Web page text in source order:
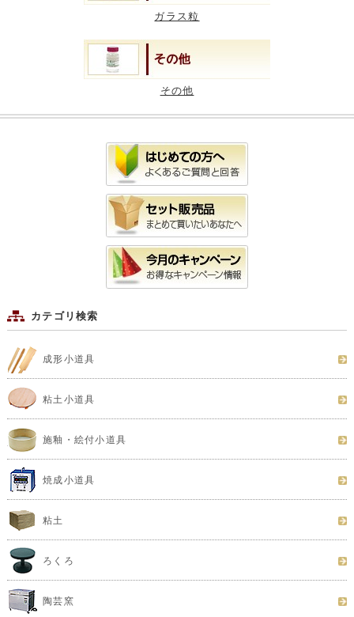
ガラス粒
その他
カテゴリ検索
成形小道具
粘土小道具
施釉・絵付小道具
焼成小道具
粘土
ろくろ
陶芸窯